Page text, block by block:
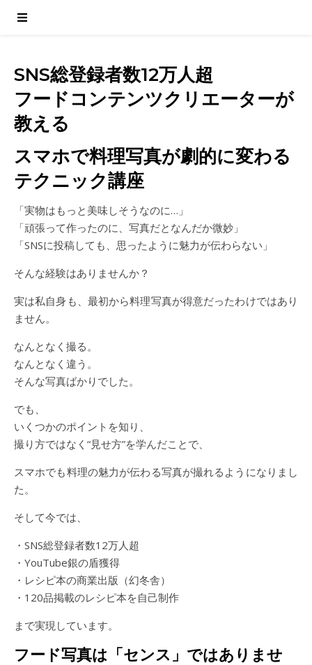
SNS総登録者数12万人超
フードコンテンツクリエーターが
教える
スマホで料理写真が劇的に変わる
テクニック講座
「実物はもっと美味しそうなのに…」
「頑張って作ったのに、写真だとなんだか微妙」
「SNSに投稿しても、思ったように魅力が伝わらない」
そんな経験はありませんか？
実は私自身も、最初から料理写真が得意だったわけではあり
ません。
なんとなく撮る。
なんとなく違う。
そんな写真ばかりでした。
でも、
いくつかのポイントを知り、
撮り方ではなく“見せ方”を学んだことで、
スマホでも料理の魅力が伝わる写真が撮れるようになりまし
た。
そして今では、
・SNS総登録者数12万人超
・YouTube銀の盾獲得
・レシピ本の商業出版（幻冬舎）
・120品掲載のレシピ本を自己制作
まで実現しています。
フード写真は「センス」ではありませ